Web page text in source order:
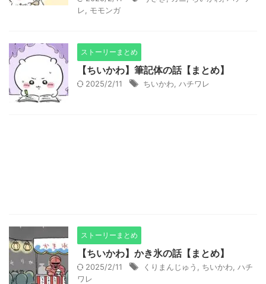
レ
モモンガ
ストーリーまとめ
【ちいかわ】筆記体の話【まとめ】
2025/2/11 ちいかわ ハチワレ
ストーリーまとめ
【ちいかわ】かき氷の話【まとめ】
2025/2/11 くりまんじゅう ちいかわ ハチ
ワレ